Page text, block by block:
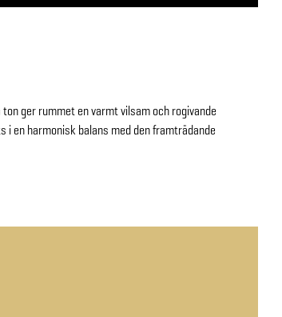
ger rummet en varmt vilsam och rogivande
i en harmonisk balans med den framträdande